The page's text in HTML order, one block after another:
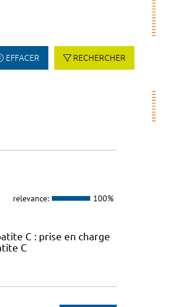
EFFACER RECHERCHER
relevance: 100%
C : prise en charge
C